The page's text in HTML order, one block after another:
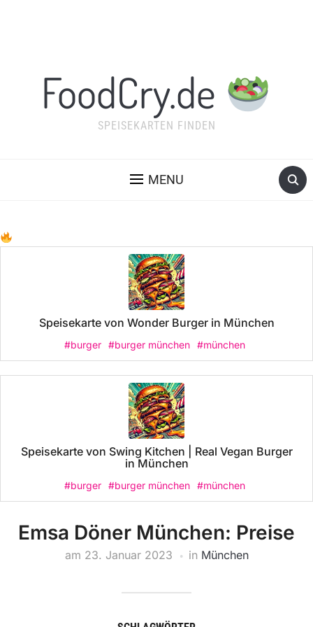
FoodCry.de
SPEISEKARTEN FINDEN
MENU
Speisekarte von Wonder Burger in München
#burger #burger münchen #münchen
Speisekarte von Swing Kitchen | Real Vegan Burger
in München
#burger #burger münchen #münchen
Emsa Döner München: Preise
am 23. Januar 2023 in München